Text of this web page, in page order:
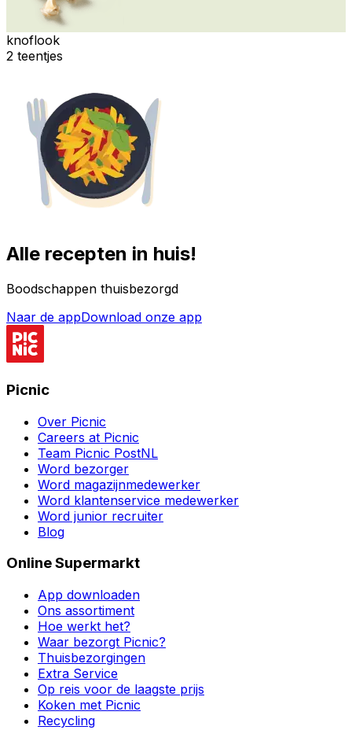
knoflook
2 teentjes
Alle recepten in huis!
Boodschappen thuisbezorgd
Naar de appDownload onze app
Picnic
Over Picnic
Careers at Picnic
Team Picnic PostNL
Word bezorger
Word magazijnmedewerker
Word klantenservice medewerker
Word junior recruiter
Blog
Online Supermarkt
App downloaden
Ons assortiment
Hoe werkt het?
Waar bezorgt Picnic?
Thuisbezorgingen
Extra Service
Op reis voor de laagste prijs
Koken met Picnic
Recycling